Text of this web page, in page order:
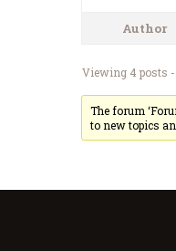
Author
Viewing 4 posts -
The forum
to new topics